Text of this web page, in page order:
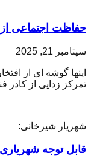
حفاظت اجتماعی از
سپتامبر 21, 2025
اینها گوشه ای از
تمرکز زدایی از کادر
شهریار شیرخانی:
قابل توجه